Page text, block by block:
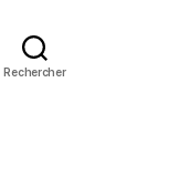
Rechercher